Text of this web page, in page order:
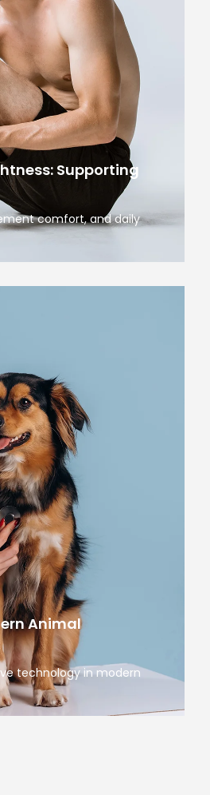
Supporting
comfort, and daily
Animal
technology in modern